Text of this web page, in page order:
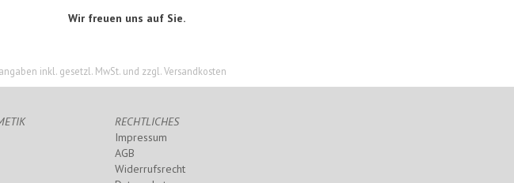
Wir freuen uns auf Sie.
inkl. gesetzl. MwSt. und zzgl. Versandkosten
RECHTLICHES
Impressum
AGB
Widerrufsrecht